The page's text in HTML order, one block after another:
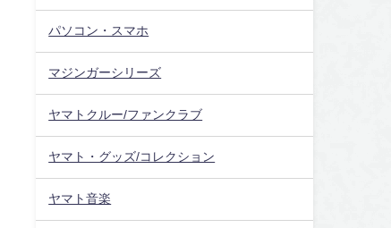
パソコン・スマホ
マジンガーシリーズ
ヤマトクルー/ファンクラブ
ヤマト・グッズ/コレクション
ヤマト音楽